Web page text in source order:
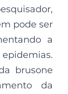
pode ser
a
brusone
da